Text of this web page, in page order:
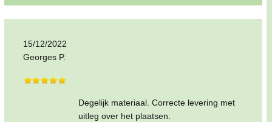
15/12/2022
Georges P.
Degelijk materiaal. Correcte levering met
uitleg over het plaatsen.